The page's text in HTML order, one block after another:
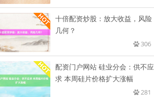
十倍配资炒股：放大收益，风险
几何？
306
配资门户网站 硅业分会：供不应
求 本周硅片价格扩大涨幅
281